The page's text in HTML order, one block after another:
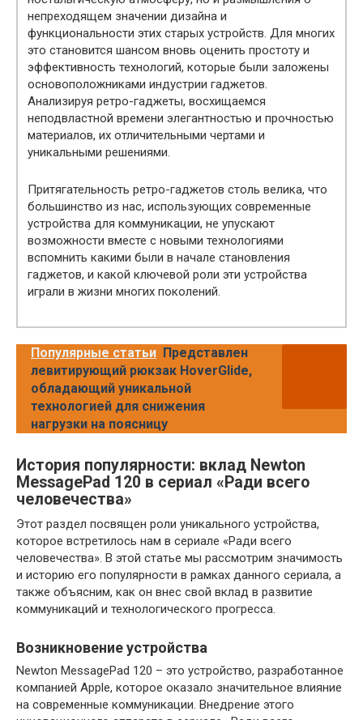
непреходящем значении дизайна и
функциональности этих старых устройств. Для многих
это становится шансом вновь оценить простоту и
эффективность технологий, которые были заложены
основоположниками индустрии гаджетов.
Анализируя ретро-гаджеты, восхищаемся
неподвластной времени элегантностью и прочностью
материалов, их отличительными чертами и
уникальными решениями.
Притягательность ретро-гаджетов столь велика, что
большинство из нас, использующих современные
устройства для коммуникации, не упускают
возможности вместе с новыми технологиями
вспомнить какими были в начале становления
гаджетов, и какой ключевой роли эти устройства
играли в жизни многих поколений.
Популярные статьи Представлен
левитирующий рюкзак HoverGlide,
обладающий уникальной
технологией для снижения
нагрузки на поясницу
История популярности: вклад Newton
MessagePad 120 в сериал «Ради всего
человечества»
Этот раздел посвящен роли уникального устройства,
которое встретилось нам в сериале «Ради всего
человечества». В этой статье мы рассмотрим значимость
и историю его популярности в рамках данного сериала, а
также объясним, как он внес свой вклад в развитие
коммуникаций и технологического прогресса.
Возникновение устройства
Newton MessagePad 120 – это устройство, разработанное
компанией Apple, которое оказало значительное влияние
на современные коммуникации. Внедрение этого